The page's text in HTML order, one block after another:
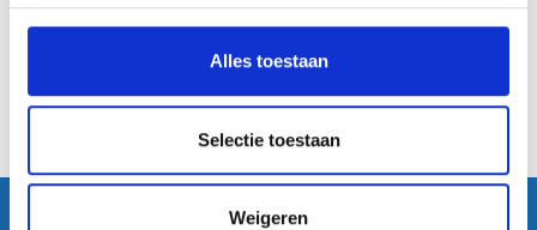
Alles toestaan
Selectie toestaan
Weigeren